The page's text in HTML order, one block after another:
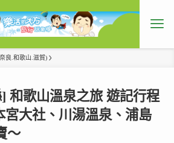
良.和歌山.滋賀)
和歌山溫泉之旅 遊記行程
宮大社、川湯溫泉、浦島
～